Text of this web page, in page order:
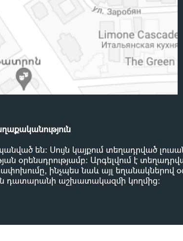
են: Սույն կայքում տեղադրված
օրենսդրությամբ: Արգելվում է
ինչպես նաև այլ եղանակներով
դատարանի աշխատակազմի կողմից: